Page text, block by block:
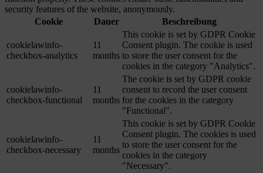
security features of the website, anonymously.
Cookie
Dauer Beschreibung
cookielawinfo-
checkbox-analytics
11
months
This cookie is set by GDPR Cookie
Consent plugin. The cookie is used
to store the user consent for the
cookies in the category "Analytics".
cookielawinfo-
checkbox-functional
11
months
The cookie is set by GDPR cookie
consent to record the user consent
for the cookies in the category
"Functional".
cookielawinfo-
checkbox-necessary
11
months
This cookie is set by GDPR Cookie
Consent plugin. The cookies is used
to store the user consent for the
cookies in the category
"Necessary".